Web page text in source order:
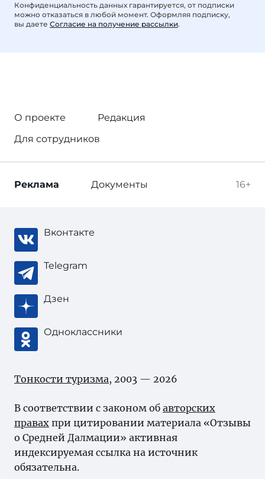
Конфиденциальность данных гарантируется, от подписки
можно отказаться в любой момент. Оформляя подписку,
вы даете Согласие на получение рассылки.
О проекте
Редакция
Для сотрудников
16+
Реклама Документы
Вконтакте
Telegram
Дзен
Одноклассники
Тонкости туризма, 2003 — 2026
В соответствии с законом об авторских
правах при цитировании материала «Отзывы
о Средней Далмации» активная
индексируемая ссылка на источник
обязательна.